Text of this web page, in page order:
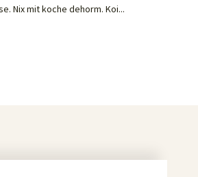
Nix mit koche dehorm. Koi...